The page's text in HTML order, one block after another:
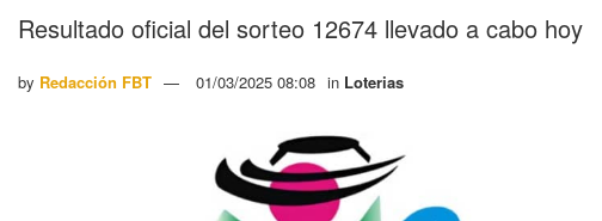
Resultado oficial del sorteo 12674 llevado a cabo hoy
by Redacción FBT 01/03/2025 08:08 in Loterias